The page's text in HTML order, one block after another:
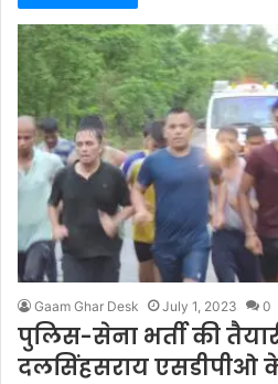
Gaam Ghar Desk July 1, 2023 0
पुलिस-सेना भर्ती की
दलसिंहसराय एसडीपीओ